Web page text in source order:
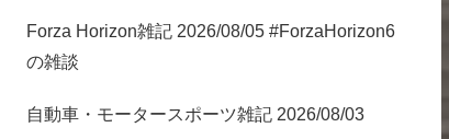
Forza Horizon雑記 2026/08/05 #ForzaHorizon6
の雑談
自動車・モータースポーツ雑記 2026/08/03